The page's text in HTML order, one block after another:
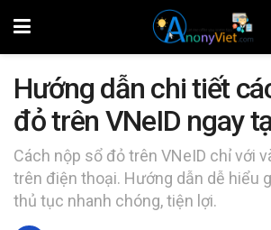
Hướng dẫn chi tiết
đỏ trên VNeID ngay
Cách nộp sổ đỏ trên VNeID chỉ với
trên điện thoại. Hướng dẫn dễ hiểu
thủ tục nhanh chóng, tiện lợi.